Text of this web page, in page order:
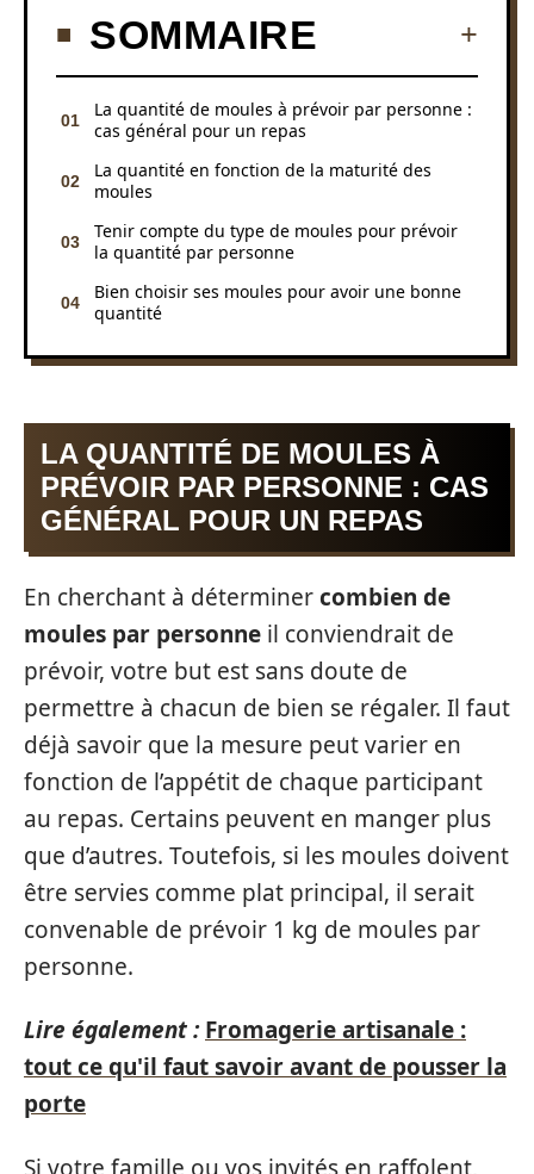
SOMMAIRE
La quantité de moules à prévoir par personne :
cas général pour un repas
La quantité en fonction de la maturité des
moules
Tenir compte du type de moules pour prévoir
la quantité par personne
Bien choisir ses moules pour avoir une bonne
quantité
LA QUANTITÉ DE MOULES À
PRÉVOIR PAR PERSONNE : CAS
GÉNÉRAL POUR UN REPAS
En cherchant à déterminercombien de
moules par personne il conviendrait de
prévoir, votre but est sans doute de
permettre à chacun de bien se régaler. Il faut
déjà savoir que la mesure peut varier en
fonction de l’appétit de chaque participant
au repas. Certains peuvent en manger plus
que d’autres. Toutefois, si les moules doivent
être servies comme plat principal, il serait
convenable de prévoir 1 kg de moules par
personne.
Lire également : Fromagerie artisanale :
tout ce qu'il faut savoir avant de pousser la
porte
Si votre famille ou vos invités en raffolent,